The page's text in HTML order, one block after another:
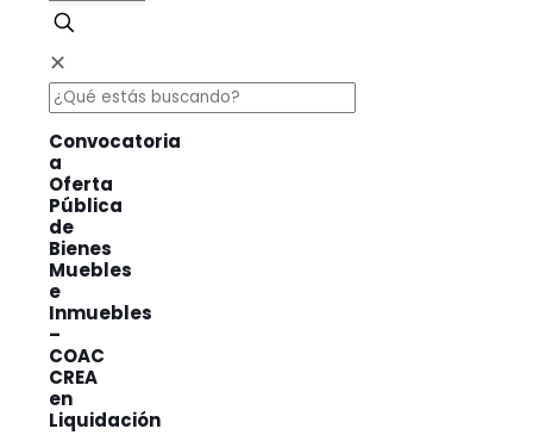
✕
Convocatoria
a
Oferta
Pública
de
Bienes
Muebles
e
Inmuebles
–
COAC
CREA
en
Liquidación